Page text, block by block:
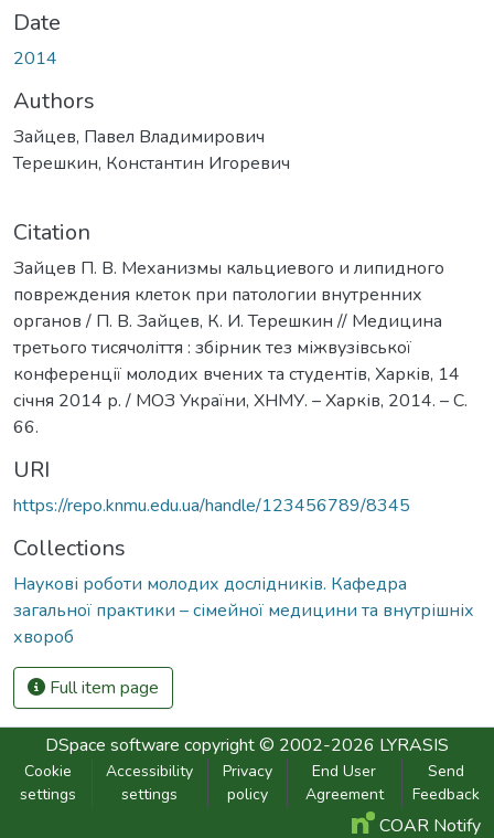
Date
2014
Authors
Зайцев, Павел Владимирович
Терешкин, Константин Игоревич
Citation
Зайцев П. В. Механизмы кальциевого и липидного
повреждения клеток при патологии внутренних
органов / П. В. Зайцев, К. И. Терешкин // Медицина
третього тисячоліття : збірник тез міжвузівської
конференції молодих вчених та студентів, Харків, 14
січня 2014 р. / МОЗ України, ХНМУ. – Харків, 2014. – С.
66.
URI
https://repo.knmu.edu.ua/handle/123456789/8345
Collections
Наукові роботи молодих дослідників. Кафедра
загальної практики – сімейної медицини та внутрішніх
хвороб
Full item page
DSpace software copyright © 2002-2026 LYRASIS
Cookie
settings
Accessibility
settings
Privacy
policy
End User
Agreement
Send
Feedback
COAR Notify